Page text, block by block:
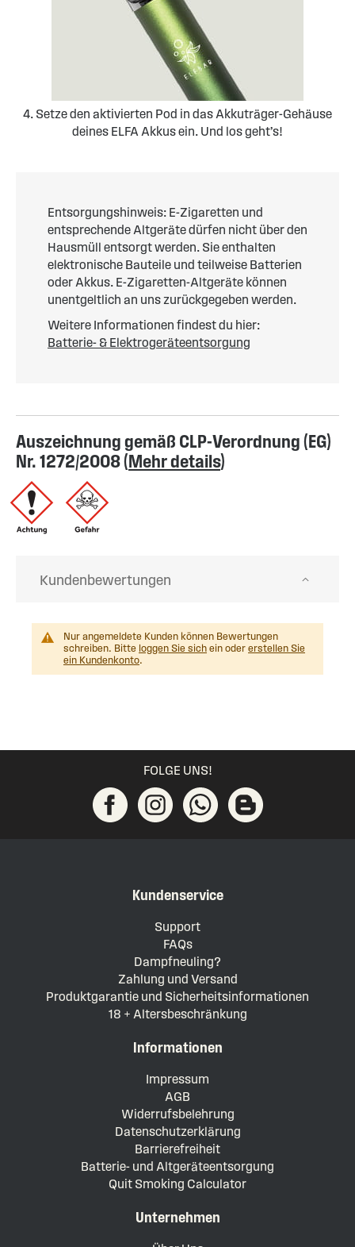
4. Setze den aktivierten Pod in das Akkuträger-Gehäuse
deines ELFA Akkus ein. Und los geht’s!
Entsorgungshinweis: E-Zigaretten und
entsprechende Altgeräte dürfen nicht über den
Hausmüll entsorgt werden. Sie enthalten
elektronische Bauteile und teilweise Batterien
oder Akkus. E-Zigaretten-Altgeräte können
unentgeltlich an uns zurückgegeben werden.
Weitere Informationen findest du hier:
Batterie- & Elektrogeräteentsorgung
Auszeichnung gemäß CLP-Verordnung (EG)
Nr. 1272/2008 (Mehr details)
Kundenbewertungen
Nur angemeldete Kunden können Bewertungen
schreiben. Bitte loggen Sie sich ein oder erstellen Sie
ein Kundenkonto.
FOLGE UNS!
Kundenservice
Support
FAQs
Dampfneuling?
Zahlung und Versand
Produktgarantie und Sicherheitsinformationen
18 + Altersbeschränkung
Informationen
Impressum
AGB
Widerrufsbelehrung
Datenschutzerklärung
Barrierefreiheit
Batterie- und Altgeräteentsorgung
Quit Smoking Calculator
Unternehmen